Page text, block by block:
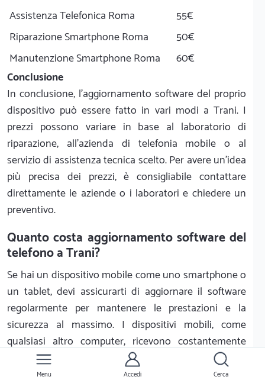
Assistenza Telefonica Roma
55€
Riparazione Smartphone Roma
50€
Manutenzione Smartphone Roma
60€
Conclusione
In conclusione, l'aggiornamento software del proprio
dispositivo può essere fatto in vari modi a Trani. I
prezzi possono variare in base al laboratorio di
riparazione, all'azienda di telefonia mobile o al
servizio di assistenza tecnica scelto. Per avere un'idea
più precisa dei prezzi, è consigliabile contattare
direttamente le aziende o i laboratori e chiedere un
preventivo.
Quanto costa aggiornamento software del
telefono a Trani?
Se hai un dispositivo mobile come uno smartphone o
un tablet, devi assicurarti di aggiornare il software
regolarmente per mantenere le prestazioni e la
sicurezza al massimo. I dispositivi mobili, come
qualsiasi altro computer, ricevono costantemente
nuovi aggiornamenti software che correggono bug,
migliorano le prestazioni generali e aggiungono
Menu Accedi Cerca